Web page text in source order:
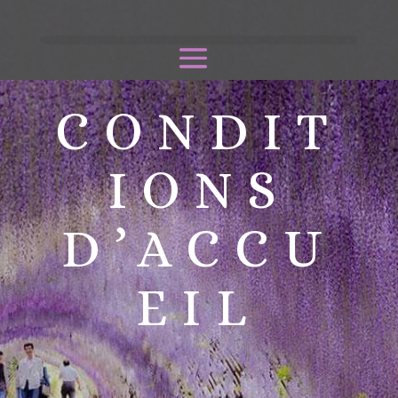
CONDIT
IONS
D’ACCU
EIL